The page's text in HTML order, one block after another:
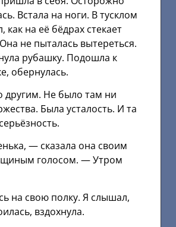
Встала на ноги. В тусклом
как на её бёдрах стекает
не пыталась вытереться.
рубашку. Подошла к
обернулась.
другим. Не было там ни
Была усталость. И та
— сказала она своим
голосом. — Утром
на свою полку. Я слышал,
вздохнула.